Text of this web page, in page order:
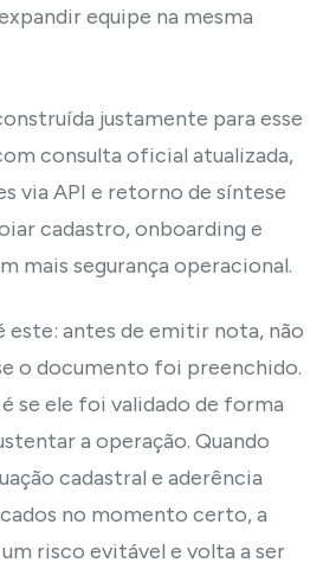
equipe na mesma
justamente para esse
consulta oficial atualizada,
via API e retorno de síntese
cadastro, onboarding e
mais segurança operacional.
este: antes de emitir nota, não
o documento foi preenchido.
se ele foi validado de forma
a operação. Quando
cadastral e aderência
no momento certo, a
risco evitável e volta a ser